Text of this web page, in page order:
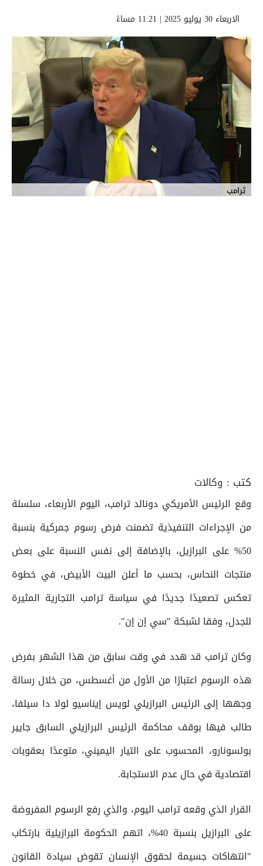
الاربعاء 30 يوليو 2025 | 11:21 مساءً
ترامب
كتب : وكالات
وقع الرئيس الأمريكي دونالد ترامب، اليوم الأربعاء، سلسلة
من الإجراءات التنفيذية تضمنت فرض رسوم جمركية بنسبة
50% على البرازيل، بالإضافة إلى نفس النسبة على بعض
منتجات النحاس، بحسب ما أعلن البيت الأبيض، في خطوة
تعكس تصعيدًا جديدًا في سياسة ترامب التجارية المثيرة
للجدل، وفقا لشبكة "سي إن إن".
وكان ترامب قد هدد في وقت سابق من هذا الشهر بفرض
هذه الرسوم اعتبارًا من الأول من أغسطس، من خلال رسالة
وجهها إلى الرئيس البرازيلي لويس إيناسيو لولا دا سيلفا،
طالب فيها بوقف محاكمة الرئيس البرازيلي السابق جايير
بولسونارو، المحسوب على التيار اليميني، متوعدًا بعقوبات
اقتصادية في حال عدم الاستجابة.
القرار الذي وقعه ترامب اليوم، والذي رفع الرسوم المفروضة
على البرازيل بنسبة 40%، اتهم الحكومة البرازيلية بارتكاب
"انتهاكات جسيمة لحقوق الإنسان تقوض سيادة القانون